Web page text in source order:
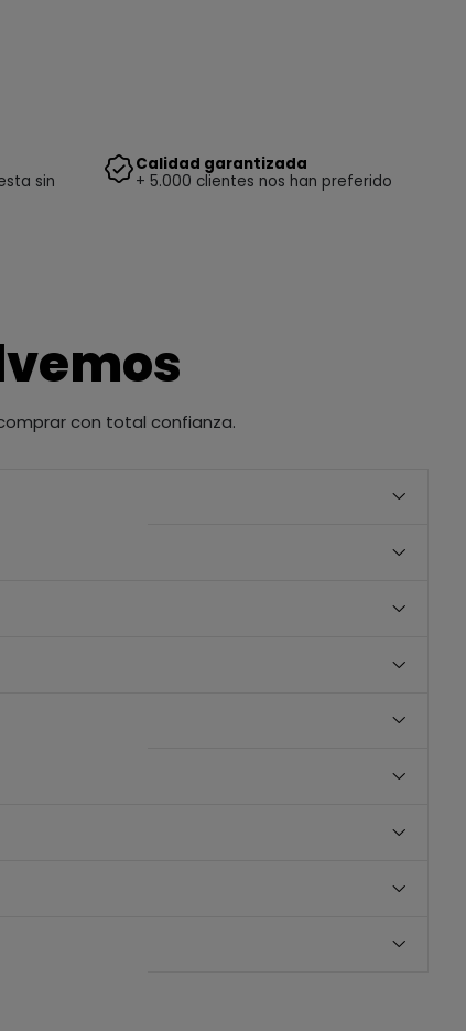
sin
Calidad garantizada
+ 5.000 clientes nos han preferido
con total confianza.